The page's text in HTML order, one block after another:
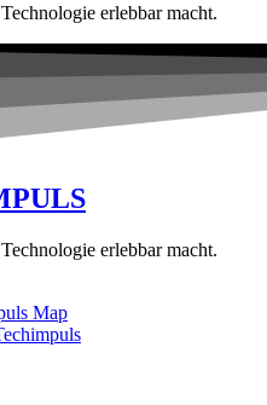
erlebbar macht.
erlebbar macht.
Map